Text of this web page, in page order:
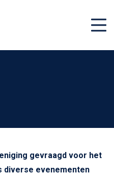
gevraagd voor het
diverse evenementen